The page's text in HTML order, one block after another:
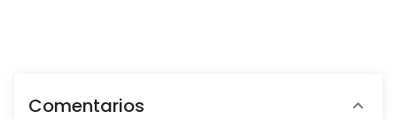
Comentarios